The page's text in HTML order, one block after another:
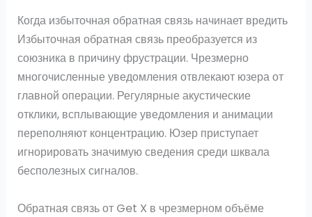
Когда избыточная обратная связь начинает вредить
Избыточная обратная связь преобразуется из
союзника в причину фрустрации. Чрезмерно
многочисленные уведомления отвлекают юзера от
главной операции. Регулярные акустические
отклики, всплывающие уведомления и анимации
переполняют концентрацию. Юзер приступает
игнорировать значимую сведения среди шквала
бесполезных сигналов.
Обратная связь от Get X в чрезмерном объёме